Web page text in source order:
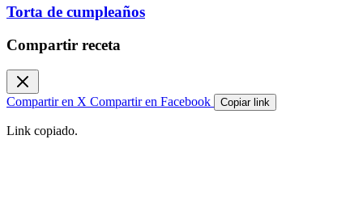
Torta de cumpleaños
Compartir receta
Compartir en X Compartir en Facebook Copiar link
Link copiado.